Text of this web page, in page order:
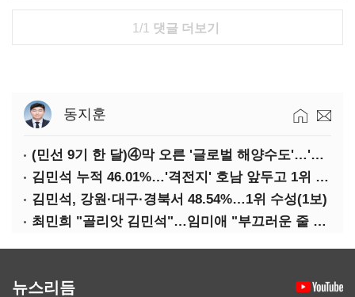
1/1 댓글 더보기
동지훈
(민선 9기 한 달)④막 오른 '글로벌 해양수도'…'전재수 리더십' 시험대
김민석 누적 46.01%…'격전지' 호남 앞두고 1위 지켰다(2보)
김민석, 강원·대구·경북서 48.54%…1위 수성(1보)
최민희 "골리앗 김민석"…임미애 "부끄러운 줄 알아야"
뉴스리듬